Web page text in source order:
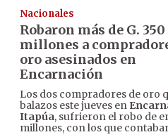
Nacionales
Robaron más de G. 350
millones a
oro asesinados en
Encarnación
Los dos compradores de oro
balazos este jueves en
Itapúa, sufrieron el robo de
millones, con los que